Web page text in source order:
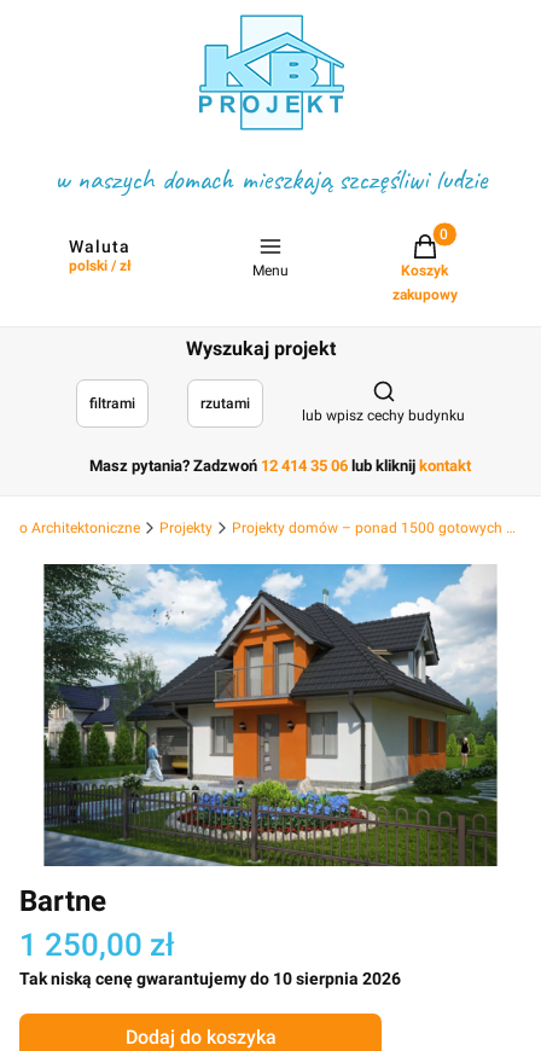
w naszych domach mieszkają szczęśliwi ludzie
Waluta
polski / zł Menu
Projekty w
Koszyk
zakupowy
Wyszukaj projekt
filtrami rzutami
Otwórz
lub wpisz cechy budynku
Masz pytania? Zadzwoń 12 414 35 06 lub kliknij kontakt
Architektoniczne Projekty Projekty domów – ponad 1500 gotowych projektów
Bartne
1 250,00 zł
Tak niską cenę gwarantujemy do 10 sierpnia 2026
Dodaj do koszyka